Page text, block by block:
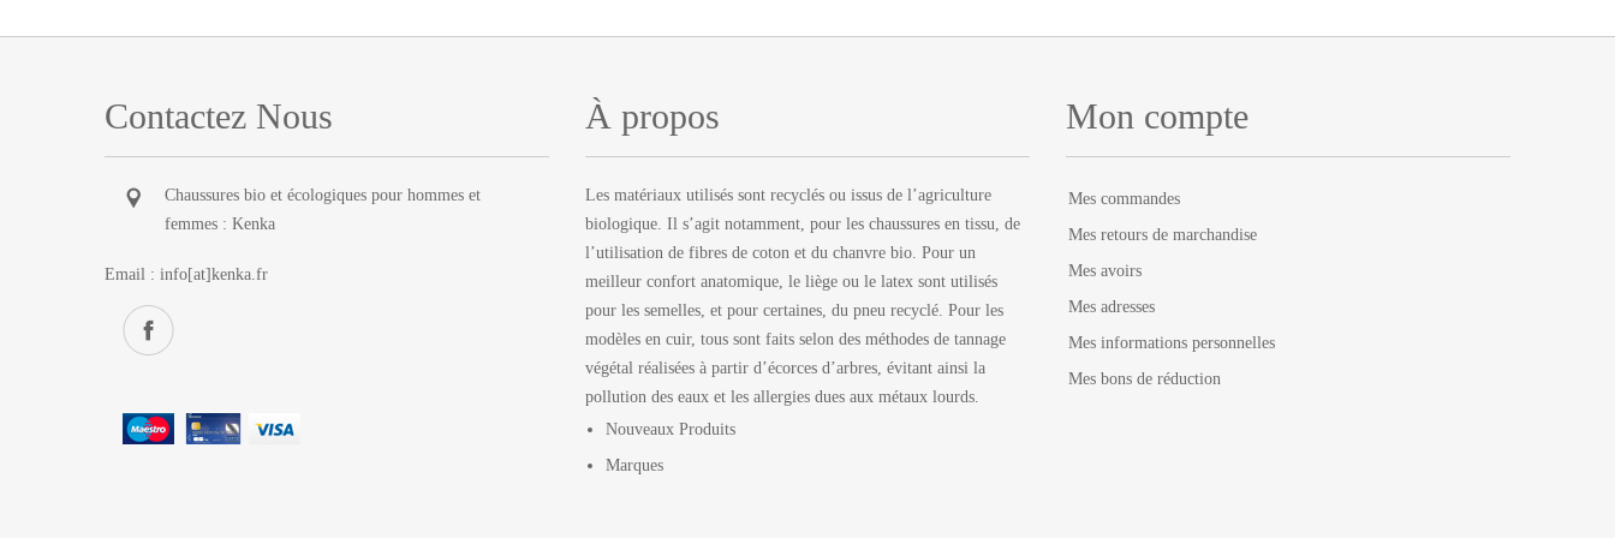
Contactez Nous
Chaussures bio et écologiques pour hommes et
femmes : Kenka
Email : info[at]kenka.fr
À propos
Les matériaux utilisés sont recyclés ou issus de l’agriculture
biologique. Il s’agit notamment, pour les chaussures en tissu, de
l’utilisation de fibres de coton et du chanvre bio. Pour un
meilleur confort anatomique, le liège ou le latex sont utilisés
pour les semelles, et pour certaines, du pneu recyclé. Pour les
modèles en cuir, tous sont faits selon des méthodes de tannage
végétal réalisées à partir d’écorces d’arbres, évitant ainsi la
pollution des eaux et les allergies dues aux métaux lourds.
Nouveaux Produits
Marques
Mon compte
Mes commandes
Mes retours de marchandise
Mes avoirs
Mes adresses
Mes informations personnelles
Mes bons de réduction